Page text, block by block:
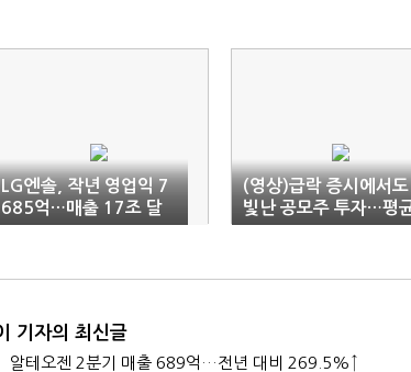
LG엔솔, 작년 영업익 7
685억…매출 17조 달
성(종합)
(영상)급락 증시에서도
빛난 공모주 투자…평
수익률 64% 달성
기자의 최신글
알테오젠 2분기 매출 689억…전년 대비 269.5%↑